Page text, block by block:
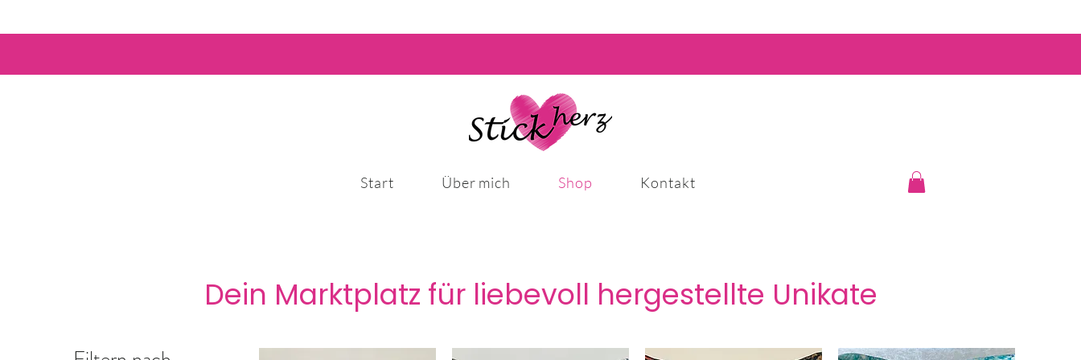
Start Über mich Shop Kontakt
Dein Marktplatz für liebevoll hergestellte Unikate